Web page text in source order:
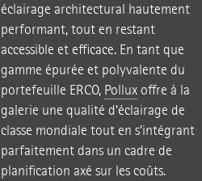
éclairage architectural hautement
performant, tout en restant
accessible et efficace. En tant que
gamme épurée et polyvalente du
portefeuille ERCO, Polluxoffre à la
galerie une qualité d’éclairage de
classe mondiale tout en s’intégrant
parfaitement dans un cadre de
planification axé sur les coûts.